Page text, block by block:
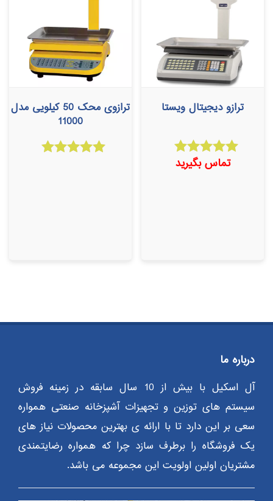
ترازو دیجیتال ویستا
امتیاز
5.00
تماس بگیرید
ترازوی محک 50 کیلویی مدل
11000
درباره ما
آل اسکیل با بیش از 10 سال سابقه در زمینه فروش
سیستم های توزین و تجهیزات آشپزخانه صنعتی همواره
سعی بر این دارد تا با ارائه ی بهترین محصولات نیاز های
یک فروشگاه را برطرف سازد چرا که همواره رضایتمندی
مشتریان اولین اولویت این مجموعه می باشد.